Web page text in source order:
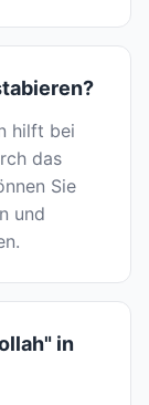
hilft bei
das
Sie
und
in